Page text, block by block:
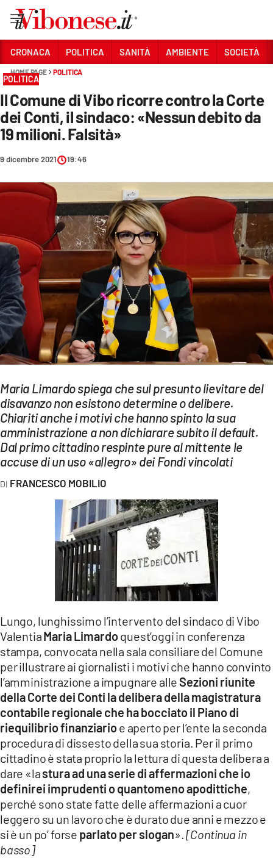
Sezioni
CRONACA
POLITICA
SOCIETÀ
CULTURA
ECONOMIA E LAVORO
EVENTI
SPORT
Streaming
LAC TV
LAC NETWORK
LAC ONAIR
LaC
Network
LACPLAY.IT
LACONAIR.IT
LACITYMAG.IT
ILREGGINO.IT
ILVIBONESE.IT
CATANZAROCHANNEL.IT
LACAPITALENEWS.IT
App
ANDROID
APPLE
CRONACA POLITICA SANITÀ AMBIENTE SOCIETÀ
HOME PAGE POLITICA
POLITICA
Il Comune di Vibo ricorre contro la Corte
dei Conti, il sindaco: «Nessun debito da
19 milioni. Falsità»
9 dicembre 2021 19:46
Maria Limardo spiega che sul presunto lievitare del
disavanzo non esistono determine o delibere.
Chiariti anche i motivi che hanno spinto la sua
amministrazione a non dichiarare subito il default.
Dal primo cittadino respinte pure al mittente le
accuse di un uso «allegro» dei Fondi vincolati
FRANCESCO MOBILIO
Lungo, lunghissimo l’intervento del sindaco di Vibo
ValentiaMaria Limardoquest’oggi in conferenza
stampa, convocata nella sala consiliare del Comune
per illustrare ai giornalisti i motivi che hanno convinto
l’amministrazione a impugnare alleSezioni riunite
della Corte dei Conti la delibera della magistratura
contabile regionale che ha bocciato il Piano di
riequilibrio finanziarioe aperto per l’ente la seconda
procedura di dissesto della sua storia. Per il primo
cittadino è stata proprio la lettura di questa delibera a
dare «lastura ad una serie di affermazioni che io
definirei imprudenti o quantomeno apodittiche,
perché sono state fatte delle affermazioni a cuor
leggero su un lavoro che è durato due anni e mezzo e
si è un po’ forse parlato per slogan».[Continua in
basso]